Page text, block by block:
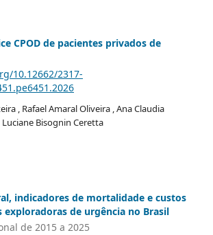
CPOD de pacientes privados de
10.12662/2317-
, Rafael Amaral Oliveira , Ana Claudia
Bisognin Ceretta
indicadores de mortalidade e custos
exploradoras de urgência no Brasil
de 2015 a 2025